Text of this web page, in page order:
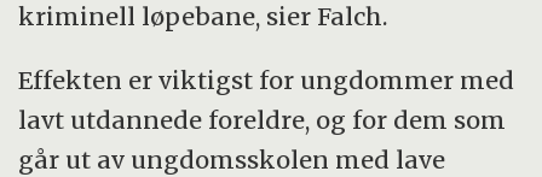
kriminell løpebane, sier Falch.
Effekten er viktigst for ungdommer med
lavt utdannede foreldre, og for dem som
går ut av ungdomsskolen med lave